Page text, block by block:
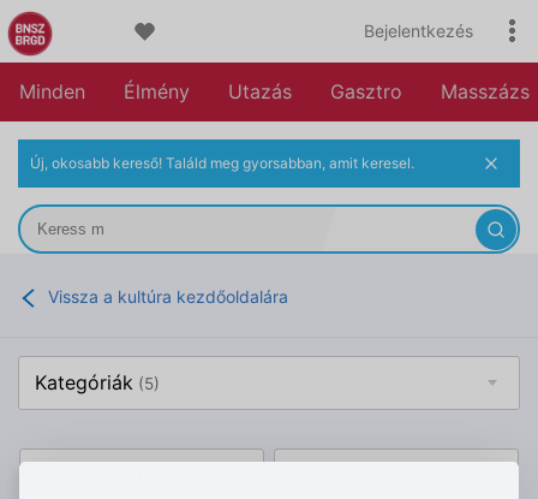
Bejelentkezés
Minden Élmény Utazás Gasztro Masszázs
Új, okosabb kereső! Találd meg gyorsabban, amit keresel.
Vissza a kultúra kezdőoldalára
Kategóriák (5)